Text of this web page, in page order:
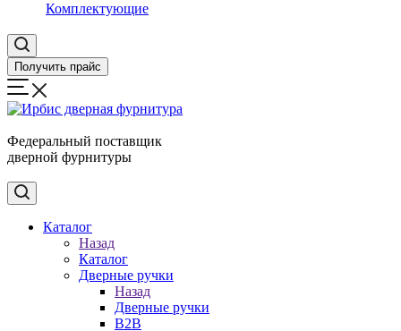
Комплектующие
Получить прайс
Федеральный поставщик
дверной фурнитуры
Каталог
Назад
Каталог
Дверные ручки
Назад
Дверные ручки
B2B